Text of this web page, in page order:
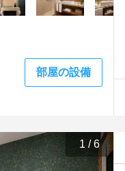
部屋の設備
1 /6